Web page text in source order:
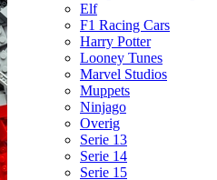
Elf
F1 Racing Cars
Harry Potter
Looney Tunes
Marvel Studios
Muppets
Ninjago
Overig
Serie 13
Serie 14
Serie 15